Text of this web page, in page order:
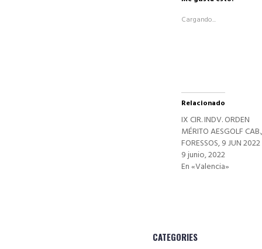
(Se
en
Cargando...
Relacionado
IX CIR. INDV. ORDEN
MÉRITO AESGOLF CAB.,
FORESSOS, 9 JUN 2022
9 junio, 2022
En «Valencia»
CATEGORIES